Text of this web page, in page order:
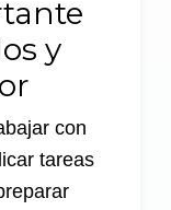
y
con
tareas